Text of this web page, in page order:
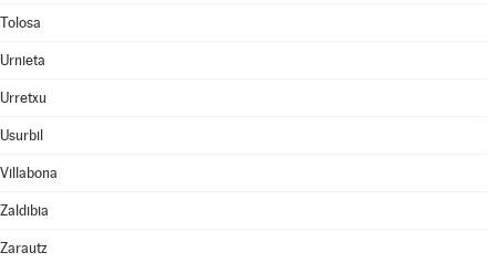
Tolosa
Urnieta
Urretxu
Usurbil
Villabona
Zaldibia
Zarautz